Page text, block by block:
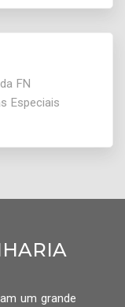
FN
Especiais
um grande